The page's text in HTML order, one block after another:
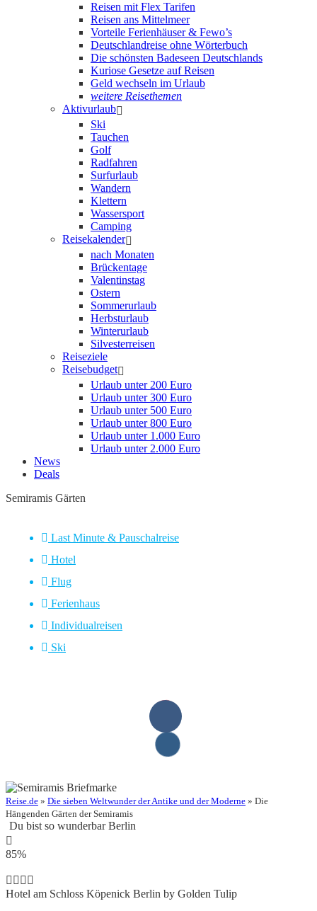
Reisen mit Flex Tarifen
Reisen ans Mittelmeer
Vorteile Ferienhäuser & Fewo’s
Deutschlandreise ohne Wörterbuch
Die schönsten Badeseen Deutschlands
Kuriose Gesetze auf Reisen
Geld wechseln im Urlaub
weitere Reisethemen
Aktivurlaub
Ski
Tauchen
Golf
Radfahren
Surfurlaub
Wandern
Klettern
Wassersport
Camping
Reisekalender
nach Monaten
Brückentage
Valentinstag
Ostern
Sommerurlaub
Herbsturlaub
Winterurlaub
Silvesterreisen
Reiseziele
Reisebudget
Urlaub unter 200 Euro
Urlaub unter 300 Euro
Urlaub unter 500 Euro
Urlaub unter 800 Euro
Urlaub unter 1.000 Euro
Urlaub unter 2.000 Euro
News
Deals
Semiramis Gärten
Last Minute & Pauschalreise
Hotel
Flug
Ferienhaus
Individualreisen
Ski
Reise.de » Die sieben Weltwunder der Antike und der Moderne » Die
Hängenden Gärten der Semiramis
Du bist so wunderbar Berlin
85%
Hotel am Schloss Köpenick Berlin by Golden Tulip